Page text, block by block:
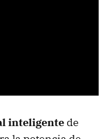
inteligente de